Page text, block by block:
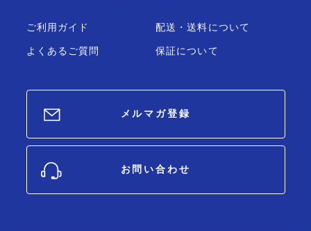
ご利用ガイド
よくあるご質問
配送・送料について
保証について
メルマガ登録
お問い合わせ